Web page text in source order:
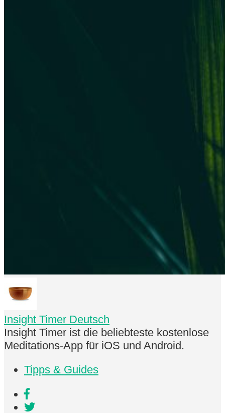
Insight Timer Deutsch
Insight Timer ist die beliebteste kostenlose
Meditations-App für iOS und Android.
Tipps & Guides